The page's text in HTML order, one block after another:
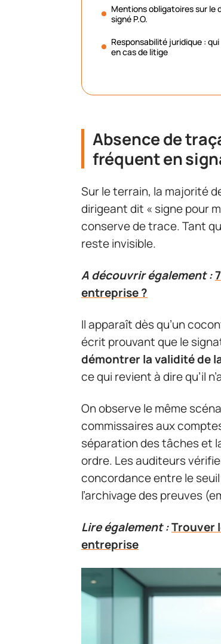
Mentions obligatoires sur le
signé P.O.
Responsabilité juridique :
en cas de litige
Absence de
fréquent en
Sur le terrain, la majorité
dirigeant dit « signe pour
conserve de trace. Tant
reste invisible.
A découvrir également :
entreprise ?
Il apparaît dès qu’un
écrit prouvant que le
démontrer la validité de
ce qui revient à dire qu’il
On observe le même
commissaires aux
séparation des tâches et
ordre. Les auditeurs
concordance entre le
l’archivage des preuves
Lire également :Trouver
entreprise